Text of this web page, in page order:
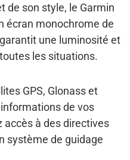
de son style, le Garmin
écran monochrome de
une luminosité et
les situations.
GPS, Glonass et
de vos
accès à des directives
système de guidage